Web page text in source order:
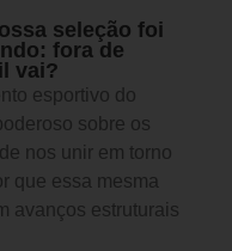
seleção foi
fora de
vai?
esportivo do
sobre os
nos unir em torno
que essa mesma
avanços estruturais